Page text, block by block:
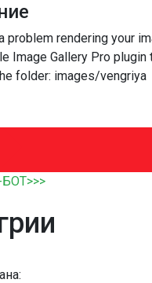
problem rendering your
Image Gallery Pro
folder: images/vengriya